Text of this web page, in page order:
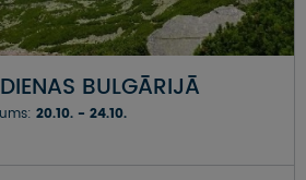
BULGĀRIJĀ
20.10. - 24.10.